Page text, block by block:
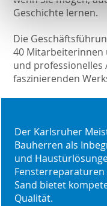
Geschichte lernen.
Die
40
und
faszinierenden
Der Karlsruher
Bauherren als
und
Fensterreparaturen
Sand bietet
Qualität.